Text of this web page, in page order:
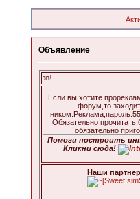
Объявление
Если вы хотите
форум,то
Обязательно
обязательно
Помоги построить
Кликни сюда!
Наши